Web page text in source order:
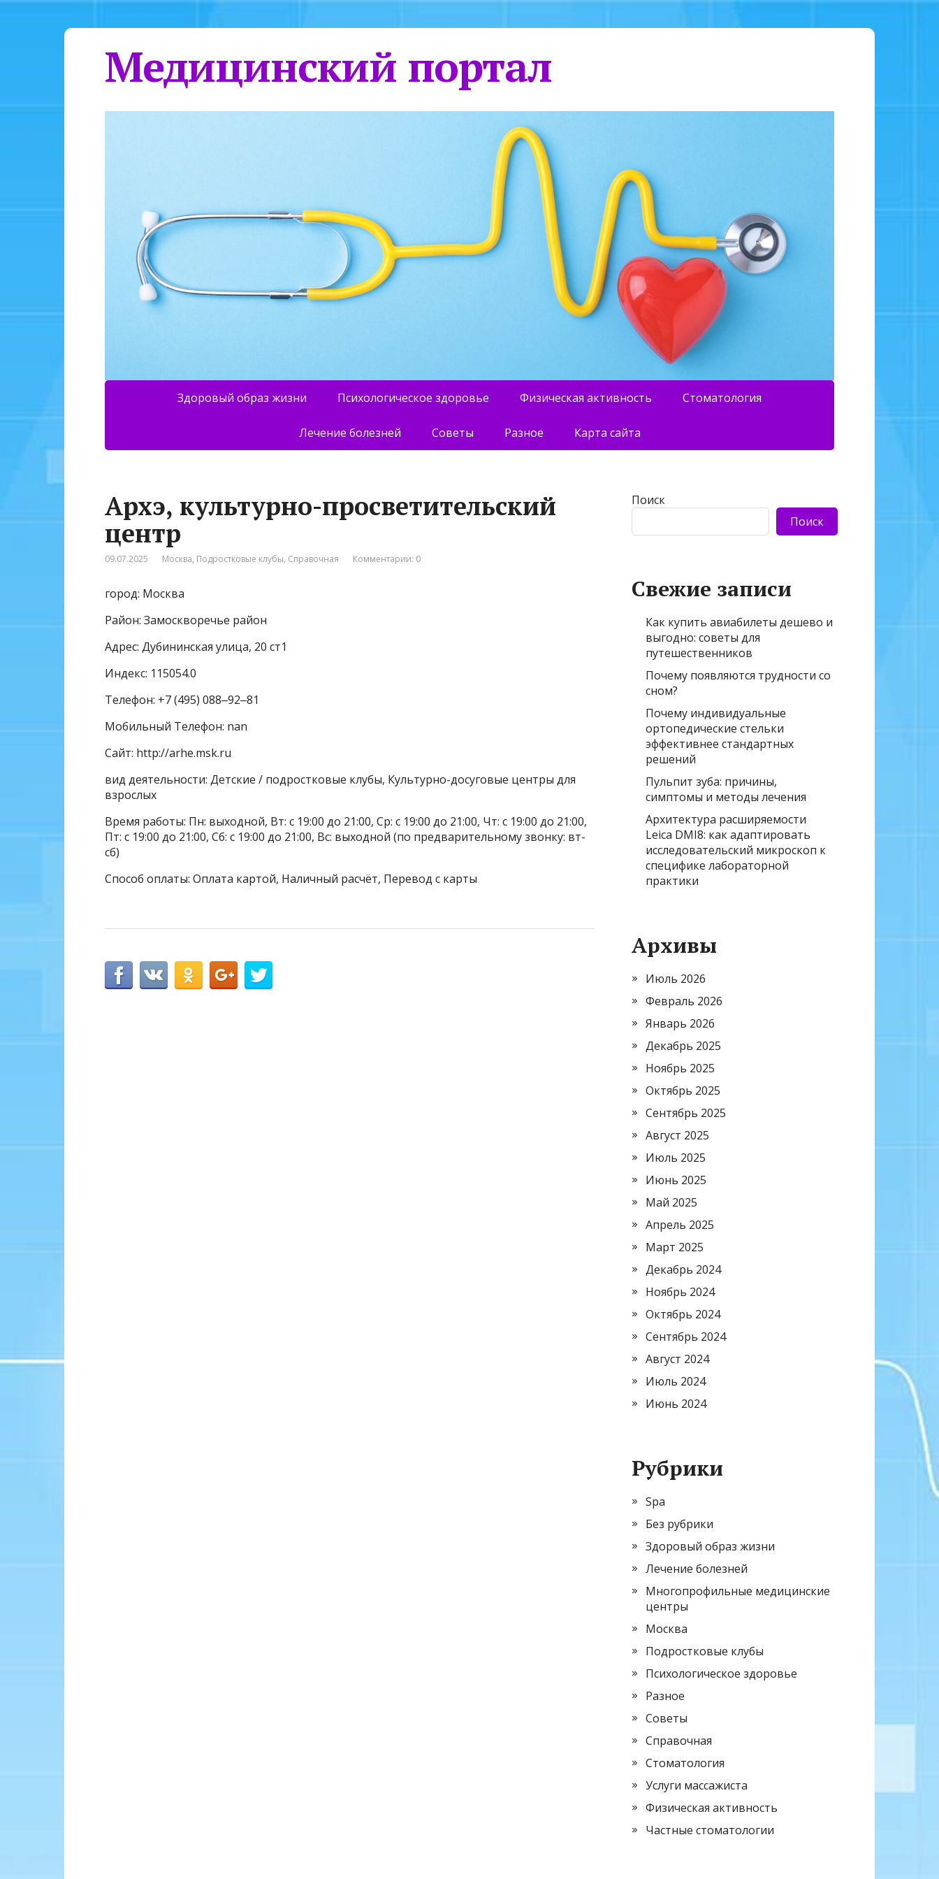
Медицинский портал
Здоровый образ жизни Психологическое здоровье Физическая активность Стоматология
Лечение болезней Советы Разное Карта сайта
Архэ, культурно-просветительский
центр
09.07.2025 Москва, Подростковые клубы, Справочная Комментарии: 0
город: Москва
Район: Замоскворечье район
Адрес: Дубининская улица, 20 ст1
Индекс: 115054.0
Телефон: +7 (495) 088‒92‒81
Мобильный Телефон: nan
Сайт: http://arhe.msk.ru
вид деятельности: Детские / подростковые клубы, Культурно-досуговые центры для
взрослых
Время работы: Пн: выходной, Вт: с 19:00 до 21:00, Ср: с 19:00 до 21:00, Чт: с 19:00 до 21:00,
Пт: с 19:00 до 21:00, Сб: с 19:00 до 21:00, Вс: выходной (по предварительному звонку: вт-
сб)
Способ оплаты: Оплата картой, Наличный расчёт, Перевод с карты
Поиск
Поиск
Свежие записи
Как купить авиабилеты дешево и
выгодно: советы для
путешественников
Почему появляются трудности со
сном?
Почему индивидуальные
ортопедические стельки
эффективнее стандартных
решений
Пульпит зуба: причины,
симптомы и методы лечения
Архитектура расширяемости
Leica DMI8: как адаптировать
исследовательский микроскоп к
специфике лабораторной
практики
Архивы
Июль 2026
Февраль 2026
Январь 2026
Декабрь 2025
Ноябрь 2025
Октябрь 2025
Сентябрь 2025
Август 2025
Июль 2025
Июнь 2025
Май 2025
Апрель 2025
Март 2025
Декабрь 2024
Ноябрь 2024
Октябрь 2024
Сентябрь 2024
Август 2024
Июль 2024
Июнь 2024
Рубрики
Spa
Без рубрики
Здоровый образ жизни
Лечение болезней
Многопрофильные медицинские
центры
Москва
Подростковые клубы
Психологическое здоровье
Разное
Советы
Справочная
Стоматология
Услуги массажиста
Физическая активность
Частные стоматологии